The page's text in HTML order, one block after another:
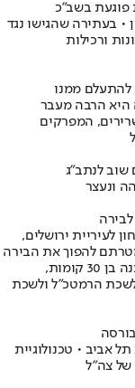
פוגעת בשב"כ
בעתירה שהגישו נגד
ורכילות
להתעלם ממנו
היא הרבה מעבר
המפרקים
לנתב"ג
ונעצר
לעיריית ירושלים,
להפוך את הבירה
לקריה ביטחונית של ממש בשנים הקרובות • במבנה בן 30 קומות,
לשכת הרמטכ״ל ולשכת
תל אביב • טכנולוגיית
של צה"ל